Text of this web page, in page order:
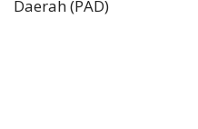
Daerah (PAD)